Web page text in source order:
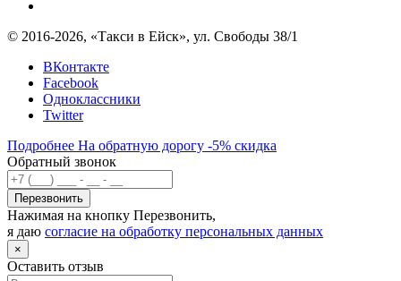
© 2016-2026, «Такси в Ейск», ул. Свободы 38/1
ВКонтакте
Facebook
Одноклассники
Twitter
Подробнее На обратную дорогу -5% скидка
Обратный звонок
Перезвонить
Нажимая на кнопку Перезвонить,
я даю согласие на обработку персональных данных
×
Оставить отзыв